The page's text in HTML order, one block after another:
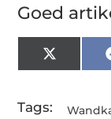
Goed
X
Tags: